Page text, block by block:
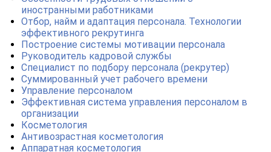
иностранными работниками
Отбор, найм и адаптация персонала. Технологии
эффективного рекрутинга
Построение системы мотивации персонала
Руководитель кадровой службы
Специалист по подбору персонала (рекрутер)
Суммированный учет рабочего времени
Управление персоналом
Эффективная система управления персоналом в
организации
Косметология
Антивозрастная косметология
Аппаратная косметология